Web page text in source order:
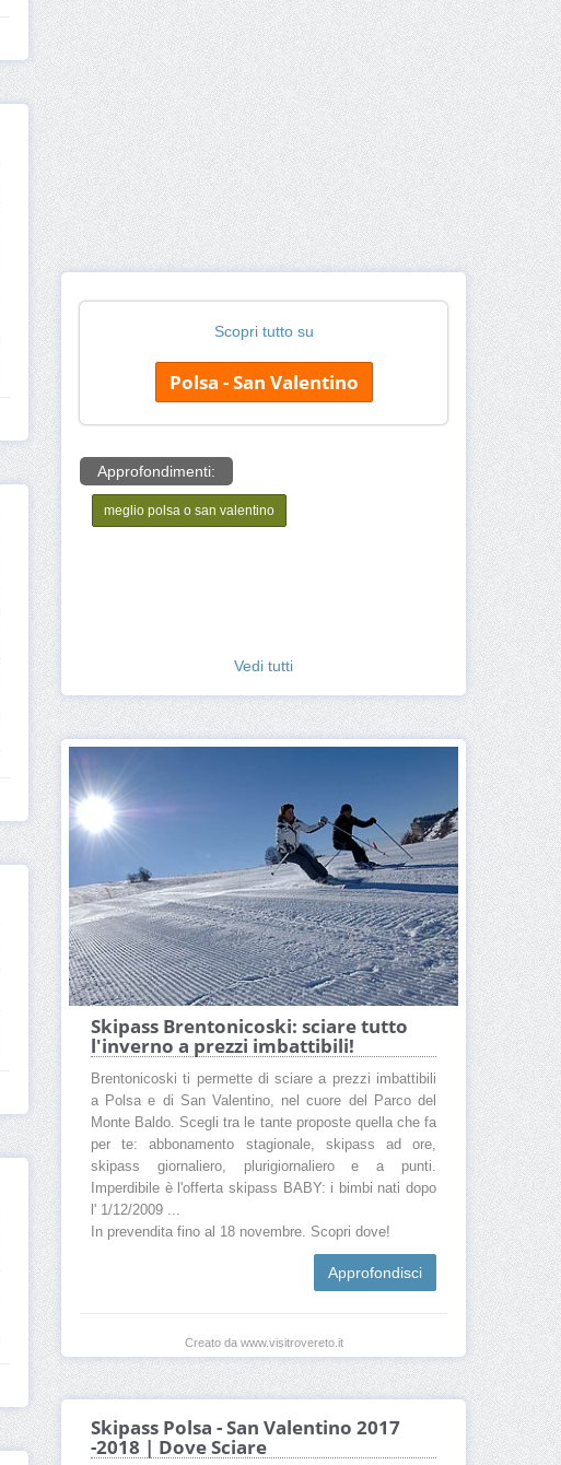
Scopri tutto su
Polsa - San Valentino
Approfondimenti:
meglio polsa o san valentino
Vedi tutti
Skipass Brentonicoski: sciare tutto
l'inverno a prezzi imbattibili!
Brentonicoski ti permette di sciare a prezzi imbattibili
a Polsa e di San Valentino, nel cuore del Parco del
Monte Baldo. Scegli tra le tante proposte quella che fa
per te: abbonamento stagionale, skipass ad ore,
skipass giornaliero, plurigiornaliero e a punti.
Imperdibile è l'offerta skipass BABY: i bimbi nati dopo
l' 1/12/2009 ...
In prevendita fino al 18 novembre. Scopri dove!
Approfondisci
Creato da www.visitrovereto.it
Skipass Polsa - San Valentino 2017
-2018 | Dove Sciare